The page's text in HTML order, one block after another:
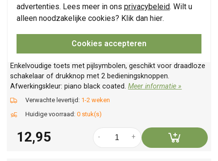
advertenties. Lees meer in ons privacybeleid. Wilt u
alleen noodzakelijke cookies? Klik dan hier.
Cookies accepteren
Enkelvoudige toets met pijlsymbolen, geschikt voor draadloze
schakelaar of drukknop met 2 bedieningsknoppen.
Afwerkingskleur: piano black coated.Meer informatie »
Verwachte levertijd: 1-2 weken
Huidige voorraad: 0 stuk(s)
12,95 +
-